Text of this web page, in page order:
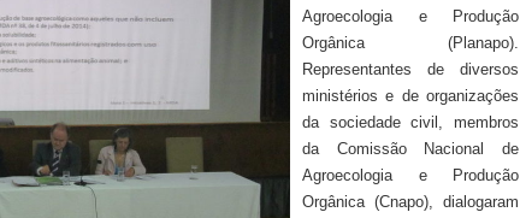
Agroecologia e Produção
Orgânica (Planapo).
Representantes de diversos
ministérios e de organizações
da sociedade civil, membros
da Comissão Nacional de
Agroecologia e Produção
Orgânica (Cnapo), dialogaram